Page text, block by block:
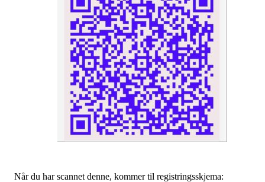
Når du har scannet denne, kommer til registringsskjema: